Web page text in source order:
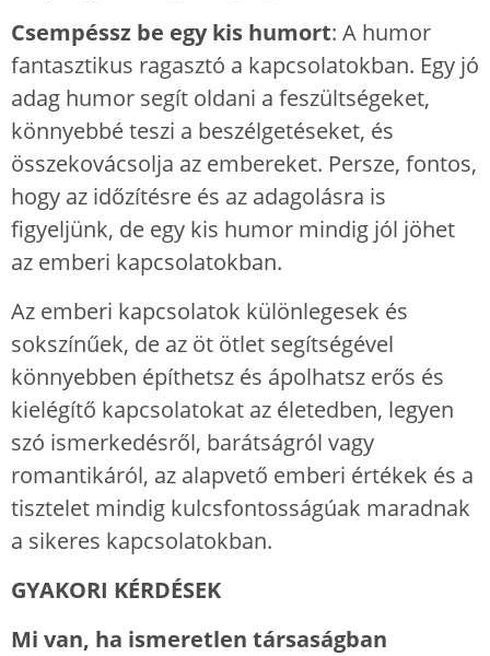
Csempéssz be egy kis humort: A humor
fantasztikus ragasztó a kapcsolatokban. Egy jó
adag humor segít oldani a feszültségeket,
könnyebbé teszi a beszélgetéseket, és
összekovácsolja az embereket. Persze, fontos,
hogy az időzítésre és az adagolásra is
figyeljünk, de egy kis humor mindig jól jöhet
az emberi kapcsolatokban.
Az emberi kapcsolatok különlegesek és
sokszínűek, de az öt ötlet segítségével
könnyebben építhetsz és ápolhatsz erős és
kielégítő kapcsolatokat az életedben, legyen
szó ismerkedésről, barátságról vagy
romantikáról, az alapvető emberi értékek és a
tisztelet mindig kulcsfontosságúak maradnak
a sikeres kapcsolatokban.
GYAKORI KÉRDÉSEK
Mi van, ha ismeretlen társaságban